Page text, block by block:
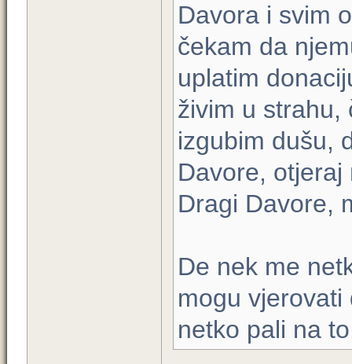
Davora i svim
čekam da
uplatim
živim u strahu,
izgubim dušu,
Davore,
Dragi Davore,
De nek me
mogu
netko pali na